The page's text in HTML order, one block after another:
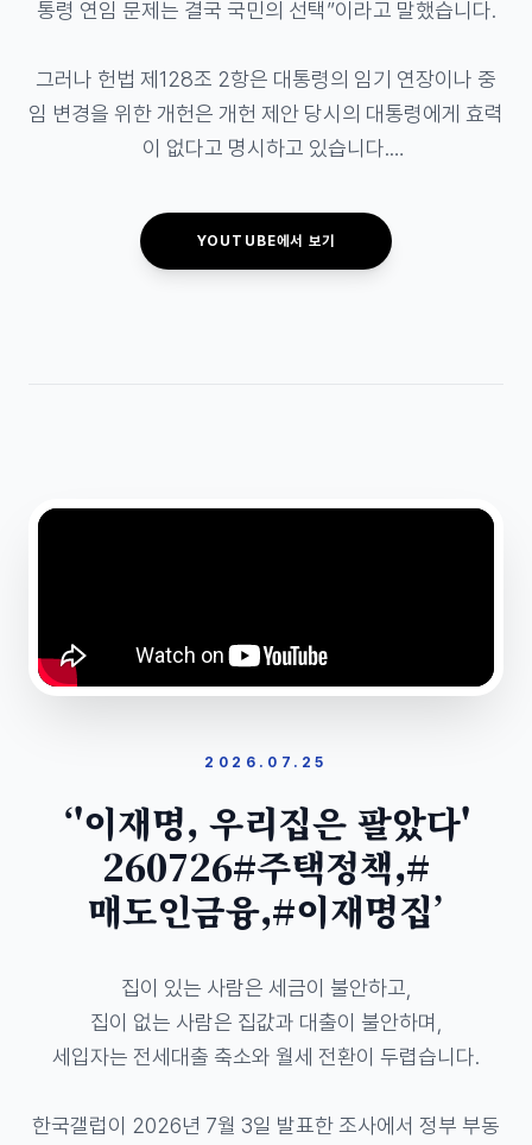
통령 연임 문제는 결국 국민의 선택”이라고 말했습니다.
그러나 헌법 제128조 2항은 대통령의 임기 연장이나 중
임 변경을 위한 개헌은 개헌 제안 당시의 대통령에게 효력
이 없다고 명시하고 있습니다.
국회의장 출마 직전까지 이재명 대통령의 정무특보였던
조 의장. 논란이 커지자 “현직 대통령 연임은 개헌 논의 대
YOUTUBE에서 보기
2026.07.25
‘'이재명, 우리집은 팔았다'
260726#주택정책,#
매도인금융,#이재명집’
집이 있는 사람은 세금이 불안하고,
집이 없는 사람은 집값과 대출이 불안하며,
세입자는 전세대출 축소와 월세 전환이 두렵습니다.
한국갤럽이 2026년 7월 3일 발표한 조사에서 정부 부동